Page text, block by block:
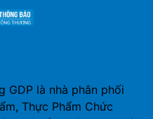
GDP là nhà phân phối
Thực Phẩm Chức